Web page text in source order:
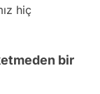
hiç
bir